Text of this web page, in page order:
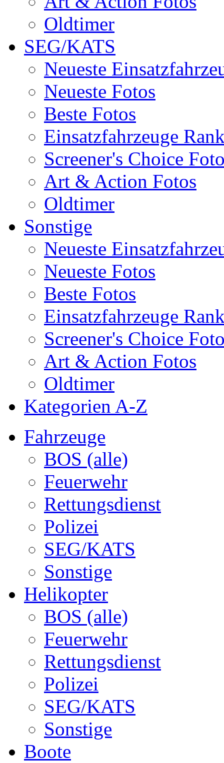
Oldtimer
SEG/KATS
Neueste
Neueste Fotos
Beste Fotos
Einsatzfahrzeuge
Screener's Choice
Art & Action Fotos
Oldtimer
Sonstige
Neueste
Neueste Fotos
Beste Fotos
Einsatzfahrzeuge
Screener's Choice
Art & Action Fotos
Oldtimer
Kategorien A-Z
Fahrzeuge
BOS (alle)
Feuerwehr
Rettungsdienst
Polizei
SEG/KATS
Sonstige
Helikopter
BOS (alle)
Feuerwehr
Rettungsdienst
Polizei
SEG/KATS
Sonstige
Boote